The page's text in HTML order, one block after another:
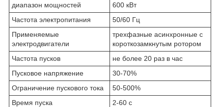
диапазон мощностей
600 кВт
Частота электропитания
50/60 Гц
Применяемые
электродвигатели
трехфазные асинхронные с
короткозамкнутым ротором
Частота пусков
не более 20 раз в час
Пусковое напряжение
30-70%
Ограничение пускового тока
50-500%
Время пуска
2-60 с